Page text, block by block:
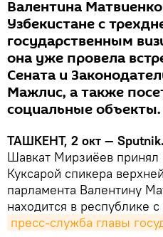
Валентина
Узбекистане с
государственным
она уже провела
Сената и
Мажлис, а также
социальные объекты.
ТАШКЕНТ, 2 окт — Sputnik.
Шавкат Мирзиёев принял
Куксарой спикера
парламента Валентину
находится в республике
пресс-служба главы